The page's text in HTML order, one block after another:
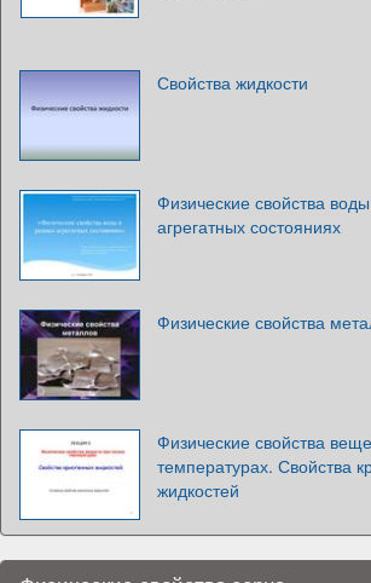
Свойства жидкости
Физические свойства
агрегатных состояниях
Физические свойства
Физические свойства
температурах. Свойства
жидкостей